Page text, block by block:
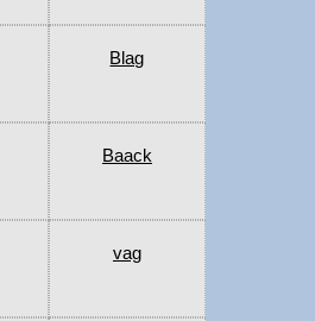
Blag
Baack
vag